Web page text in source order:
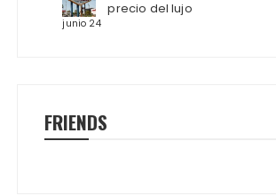
precio del lujo
junio 24
FRIENDS